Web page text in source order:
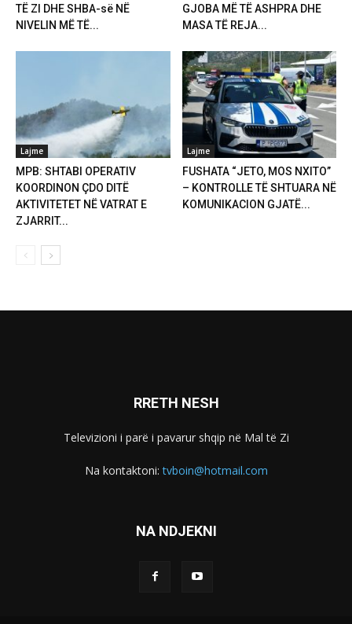
TË ZI DHE SHBA-së NË
NIVELIN MË TË...
GJOBA MË TË ASHPRA DHE
MASA TË REJA...
Lajme
MPB: SHTABI OPERATIV
KOORDINON ÇDO DITË
AKTIVITETET NË VATRAT E
ZJARRIT...
Lajme
FUSHATA “JETO, MOS NXITO”
– KONTROLLE TË SHTUARA NË
KOMUNIKACION GJATË...
RRETH NESH
Televizioni i parë i pavarur shqip në Mal të Zi
Na kontaktoni:tvboin@hotmail.com
NA NDJEKNI